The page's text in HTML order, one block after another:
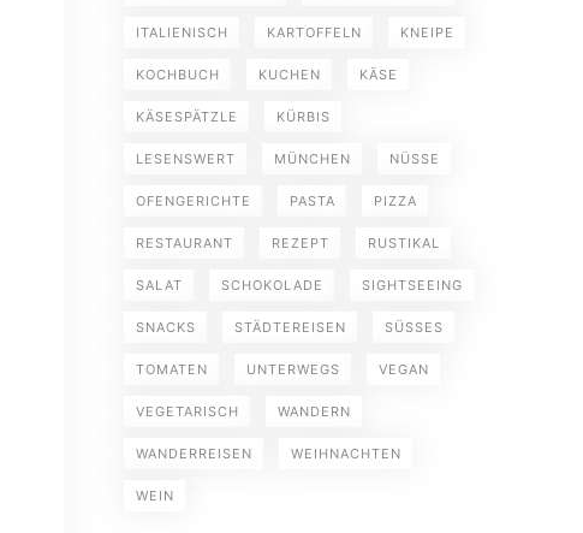
ITALIENISCH KARTOFFELN KNEIPE
KOCHBUCH KUCHEN KÄSE
KÄSESPÄTZLE KÜRBIS
LESENSWERT MÜNCHEN NÜSSE
OFENGERICHTE PASTA PIZZA
RESTAURANT REZEPT RUSTIKAL
SALAT SCHOKOLADE SIGHTSEEING
SNACKS STÄDTEREISEN SÜSSES
TOMATEN UNTERWEGS VEGAN
VEGETARISCH WANDERN
WANDERREISEN WEIHNACHTEN
WEIN